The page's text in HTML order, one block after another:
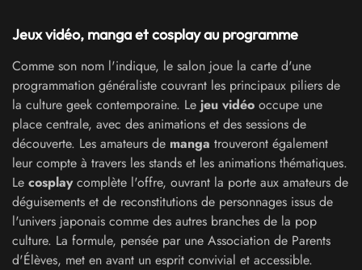
Jeux vidéo, manga et cosplay au programme
Comme son nom l'indique, le salon joue la carte d'une
programmation généraliste couvrant les principaux piliers de
la culture geek contemporaine. Le jeu vidéo occupe une
place centrale, avec des animations et des sessions de
découverte. Les amateurs de manga trouveront également
leur compte à travers les stands et les animations thématiques.
Le cosplaycomplète l'offre, ouvrant la porte aux amateurs de
déguisements et de reconstitutions de personnages issus de
l'univers japonais comme des autres branches de la pop
culture. La formule, pensée par une Association de Parents
d'Élèves, met en avant un esprit convivial et accessible.